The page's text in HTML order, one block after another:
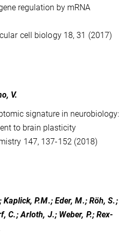
regulation by mRNA
cell biology 18, 31 (2017)
V.
signature in neurobiology:
to brain plasticity
147, 137-152 (2018)
Kaplick, P.M.; Eder, M.; Röh, S.;
C.; Arloth, J.; Weber, P.; Rex-